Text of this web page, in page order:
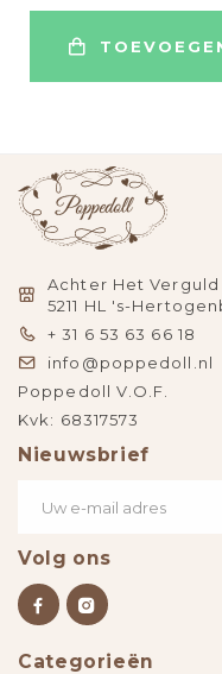
Achter Het Verguld
5211 HL 's-
+ 31 6 53 63 66 18
info@poppedoll.nl
Poppedoll V.O.F.
Kvk: 68317573
Nieuwsbrief
Volg ons
Categorieën